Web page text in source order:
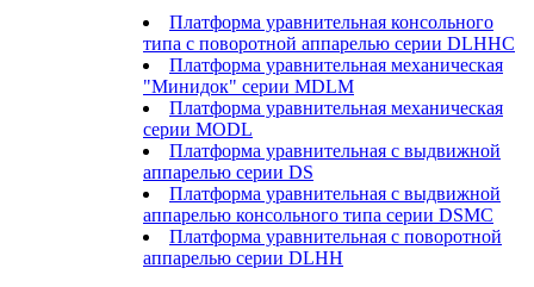
Платформа уравнительная консольного
типа с поворотной аппарелью серии DLHHC
Платформа уравнительная механическая
"Минидок" серии MDLM
Платформа уравнительная механическая
серии MODL
Платформа уравнительная с выдвижной
аппарелью серии DS
Платформа уравнительная с выдвижной
аппарелью консольного типа серии DSMC
Платформа уравнительная с поворотной
аппарелью серии DLHH